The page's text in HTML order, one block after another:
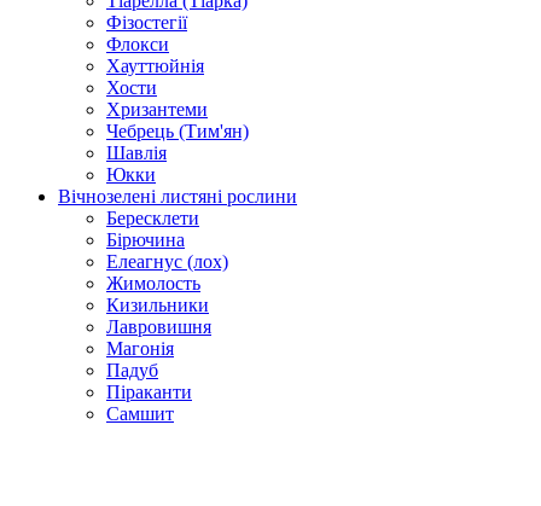
Фізостегії
Флокси
Хауттюйнія
Хости
Хризантеми
Чебрець (Тим'ян)
Шавлія
Юкки
Вічнозелені листяні рослини
Бересклети
Бірючина
Елеагнус (лох)
Жимолость
Кизильники
Лавровишня
Магонія
Падуб
Піраканти
Самшит